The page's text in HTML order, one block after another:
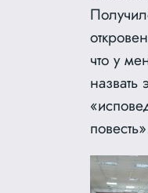
что у
назвать